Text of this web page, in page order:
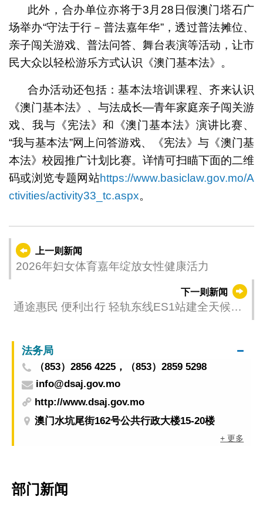
此外，合办单位亦将于3月28日假澳门塔石广
场举办“守法于行－普法嘉年华”，透过普法摊位、
亲子闯关游戏、普法问答、舞台表演等活动，让市
民大众以轻松游乐方式认识《澳门基本法》。
合办活动还包括：基本法培训课程、齐来认识
《澳门基本法》、与法成长—青年家庭亲子闯关游
戏、我与《宪法》和《澳门基本法》演讲比赛、
“我与基本法”网上问答游戏、《宪法》与《澳门基
本法》校园推广计划比赛。详情可扫瞄下面的二维
码或浏览专题网站https://www.basiclaw.gov.mo/A
ctivities/activity33_tc.aspx。
上一则新闻
2026年妇女体育嘉年绽放女性健康活力
下一则新闻
通途惠民 便利出行 轻轨东线ES1站建全天候通
法务局
（853）2856 4225，（853）2859 5298
info@dsaj.gov.mo
http://www.dsaj.gov.mo
澳门水坑尾街162号公共行政大楼15-20楼
+ 更多
部门新闻